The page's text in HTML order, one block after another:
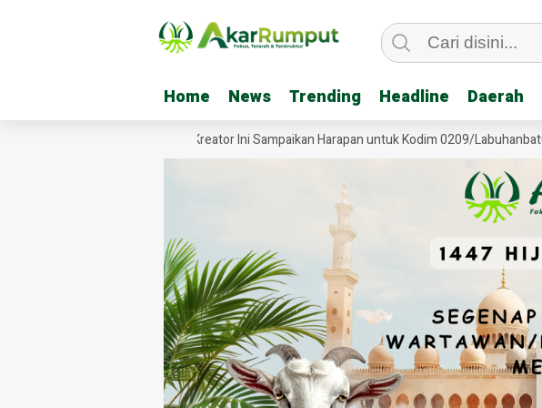
Home News Trending Headline Daerah
Home News Trending Headline Daerah
Jembatan Garuda, Tiga Kreator Ini Sampaikan Harapan untuk Kodim 0209/Labuhanbatu